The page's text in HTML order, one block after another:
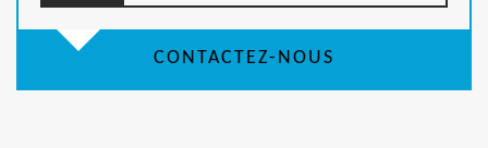
CONTACTEZ-NOUS